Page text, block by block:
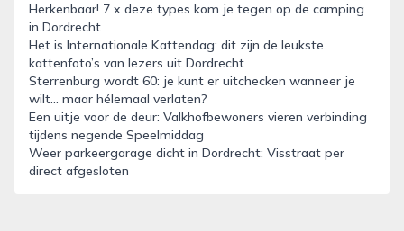
Herkenbaar! 7 x deze types kom je tegen op de camping
in Dordrecht
Het is Internationale Kattendag: dit zijn de leukste
kattenfoto’s van lezers uit Dordrecht
Sterrenburg wordt 60: je kunt er uitchecken wanneer je
wilt… maar hélemaal verlaten?
Een uitje voor de deur: Valkhofbewoners vieren verbinding
tijdens negende Speelmiddag
Weer parkeergarage dicht in Dordrecht: Visstraat per
direct afgesloten